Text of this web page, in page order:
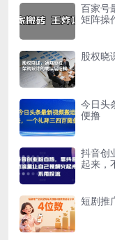
百家号
矩阵操
股权晓
今日头
便撸
抖音创
起来，
短剧推